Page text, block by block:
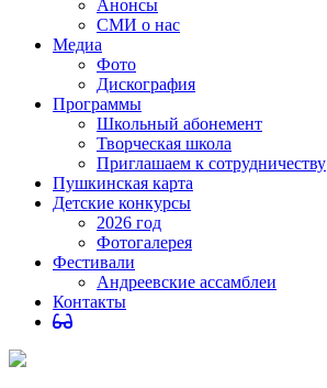
Анонсы
СМИ о нас
Медиа
Фото
Дискография
Программы
Школьный абонемент
Творческая школа
Приглашаем к сотрудничеству
Пушкинская карта
Детские конкурсы
2026 год
Фотогалерея
Фестивали
Андреевские ассамблеи
Контакты